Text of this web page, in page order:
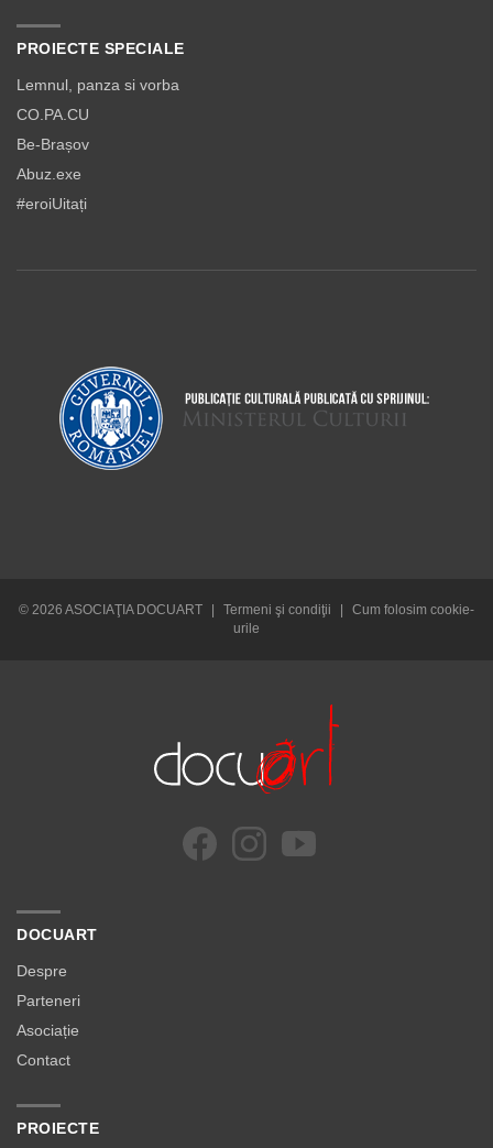
PROIECTE SPECIALE
Lemnul, panza si vorba
CO.PA.CU
Be-Brașov
Abuz.exe
#eroiUitați
© 2026 ASOCIAŢIA DOCUART | Termeni şi condiţii |
Cum folosim cookie-
urile
DOCUART
Despre
Parteneri
Asociație
Contact
PROIECTE